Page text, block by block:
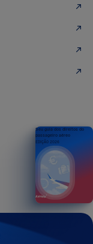
Seu guia dos direitos do
passageiro aéreo
EDIÇÃO 2026